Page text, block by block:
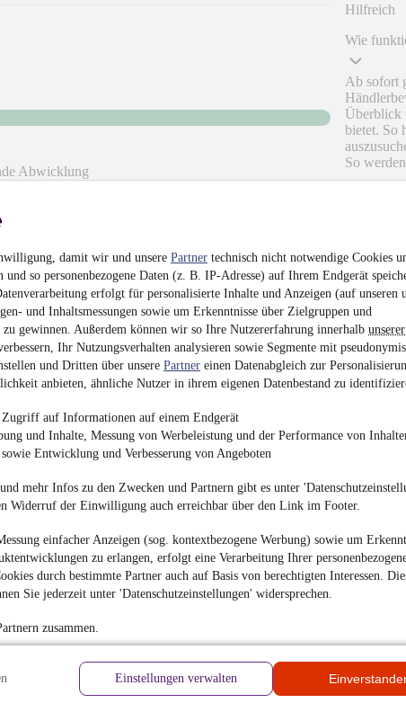
damit wir und unsere Partner technisch nicht notwendige Cookies
und so personenbezogene Daten (z. B. IP-Adresse) auf Ihrem Endgerät
erfolgt für personalisierte Inhalte und Anzeigen (auf unseren
und Inhaltsmessungen sowie um Erkenntnisse über Zielgruppen und
gewinnen. Außerdem können wir so Ihre Nutzererfahrung innerhalb unserer
Ihr Nutzungsverhalten analysieren sowie Segmente mit
und Dritten über unsere Partner einen Datenabgleich zur
anbieten, ähnliche Nutzer in ihrem eigenen Datenbestand zu
Zugriff auf Informationen auf einem Endgerät
und Inhalte, Messung von Werbeleistung und der Performance von
Entwicklung und Verbesserung von Angeboten
mehr Infos zu den Zwecken und Partnern gibt es unter
Widerruf der Einwilligung auch erreichbar über den Link im Footer.
einfacher Anzeigen (sog. kontextbezogene Werbung) sowie um
zu erlangen, erfolgt eine Verarbeitung Ihrer
durch bestimmte Partner auch auf Basis von berechtigten Interessen.
Sie jederzeit unter 'Datenschutzeinstellungen' widersprechen.
zusammen.
Einstellungen verwalten
Abwicklung
Hilfreich
Wie
Ab sofort
Überblick
bietet. So
So
Verstößt
Richtlinie
für:
Bitte
Damit wir
teilen Sie
Ihre